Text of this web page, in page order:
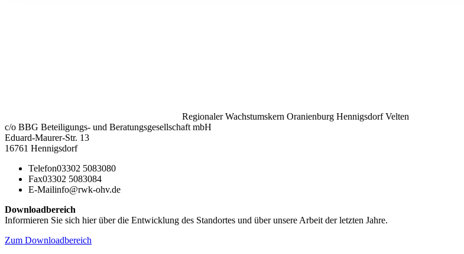
Regionaler Wachstumskern Oranienburg Hennigsdorf Velten
c/o BBG Beteiligungs- und Beratungsgesellschaft mbH
Eduard-Maurer-Str. 13
16761 Hennigsdorf
Telefon03302 5083080
Fax03302 5083084
E-Mailinfo@rwk-ohv.de
Downloadbereich
Informieren Sie sich hier über die Entwicklung des Standortes und über unsere Arbeit der letzten Jahre.
Zum Downloadbereich